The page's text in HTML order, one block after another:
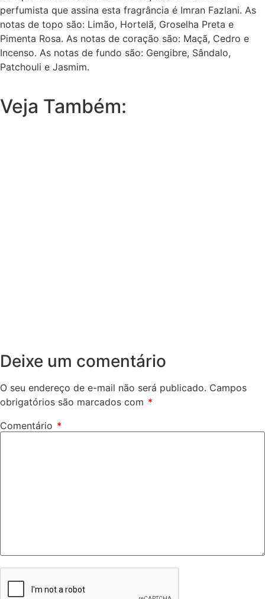
perfumista que assina esta fragrância é Imran Fazlani. As
notas de topo são: Limão, Hortelã, Groselha Preta e
Pimenta Rosa. As notas de coração são: Maçã, Cedro e
Incenso. As notas de fundo são: Gengibre, Sândalo,
Patchouli e Jasmim.
Veja Também:
Deixe um comentário
O seu endereço de e-mail não será publicado. Campos
obrigatórios são marcados com *
Comentário *